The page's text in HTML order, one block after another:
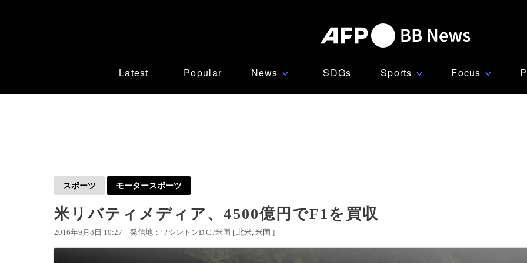
Latest Popular News ∨ SDGs Sports ∨ Focus ∨
スポーツ モータースポーツ
米リバティメディア、4500億円でF1を買収
2016年9月8日 10:27 発信地：ワシントンD.C./米国 [ 北米 米国 ]